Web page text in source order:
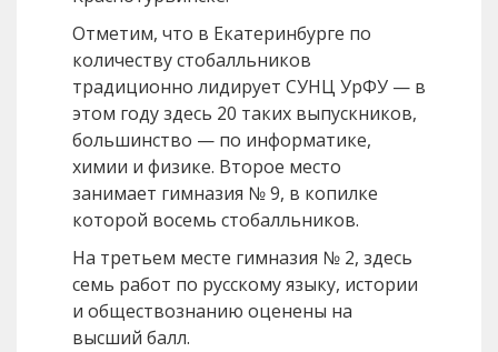
Отметим, что в Екатеринбурге по
количеству стобалльников
традиционно лидирует СУНЦ УрФУ — в
этом году здесь 20 таких выпускников,
большинство — по информатике,
химии и физике. Второе место
занимает гимназия № 9, в копилке
которой восемь стобалльников.
На третьем месте гимназия № 2, здесь
семь работ по русскому языку, истории
и обществознанию оценены на
высший балл.